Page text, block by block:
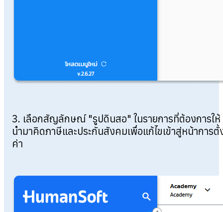
3. เลือกสัญลักษณ์ "รูปดินสอ" ในรายการที่ต้องการให้
นำมาคิดภาษีและประกันสังคมเพื่อแก้ไขเข้าสู่หน้าการตั้
ค่า